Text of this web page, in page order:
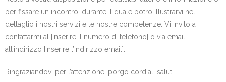
per fissare un incontro, durante il quale potrò illustrarvi nel
dettaglio i nostri servizi e le nostre competenze. Vi invito a
contattarmi al [Inserire il numero di telefono] o via email
all’indirizzo [Inserire l’indirizzo email].
Ringraziandovi per l’attenzione, porgo cordiali saluti.